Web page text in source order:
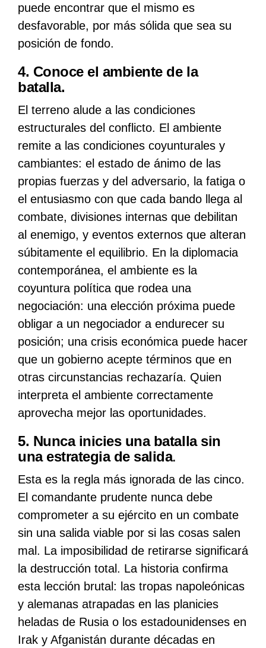
puede encontrar que el mismo es
desfavorable, por más sólida que sea su
posición de fondo.
4. Conoce el ambiente de la
batalla.
El terreno alude a las condiciones
estructurales del conflicto. El ambiente
remite a las condiciones coyunturales y
cambiantes: el estado de ánimo de las
propias fuerzas y del adversario, la fatiga o
el entusiasmo con que cada bando llega al
combate, divisiones internas que debilitan
al enemigo, y eventos externos que alteran
súbitamente el equilibrio. En la diplomacia
contemporánea, el ambiente es la
coyuntura política que rodea una
negociación: una elección próxima puede
obligar a un negociador a endurecer su
posición; una crisis económica puede hacer
que un gobierno acepte términos que en
otras circunstancias rechazaría. Quien
interpreta el ambiente correctamente
aprovecha mejor las oportunidades.
5. Nunca inicies una batalla sin
una estrategia de salida.
Esta es la regla más ignorada de las cinco.
El comandante prudente nunca debe
comprometer a su ejército en un combate
sin una salida viable por si las cosas salen
mal. La imposibilidad de retirarse significará
la destrucción total. La historia confirma
esta lección brutal: las tropas napoleónicas
y alemanas atrapadas en las planicies
heladas de Rusia o los estadounidenses en
Irak y Afganistán durante décadas en